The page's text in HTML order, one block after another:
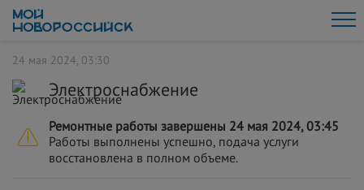
24 мая 2024, 03:30
Электроснабжение
Ремонтные работы завершены 24 мая 2024, 03:45
Работы выполнены успешно, подача услуги
восстановлена в полном объеме.